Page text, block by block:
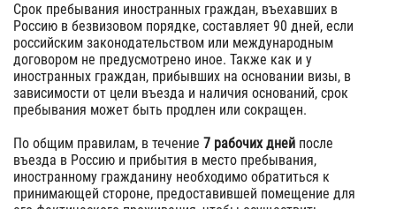
Срок пребывания иностранных граждан, въехавших в
Россию в безвизовом порядке, составляет 90 дней, если
российским законодательством или международным
договором не предусмотрено иное. Также как и у
иностранных граждан, прибывших на основании визы, в
зависимости от цели въезда и наличия оснований, срок
пребывания может быть продлен или сокращен.
По общим правилам, в течение 7 рабочих дней после
въезда в Россию и прибытия в место пребывания,
иностранному гражданину необходимо обратиться к
принимающей стороне, предоставившей помещение для